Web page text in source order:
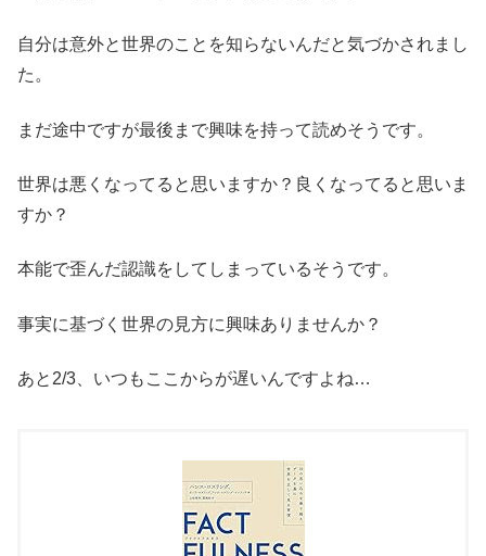
自分は意外と世界のことを知らないんだと気づかされまし
た。
まだ途中ですが最後まで興味を持って読めそうです。
世界は悪くなってると思いますか？良くなってると思いま
すか？
本能で歪んだ認識をしてしまっているそうです。
事実に基づく世界の見方に興味ありませんか？
あと2/3、いつもここからが遅いんですよね…